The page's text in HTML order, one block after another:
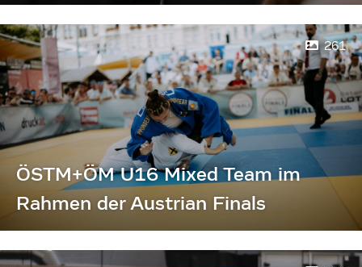
261
ÖSTM+ÖM U16 Mixed Team im
Rahmen der Austrian Finals